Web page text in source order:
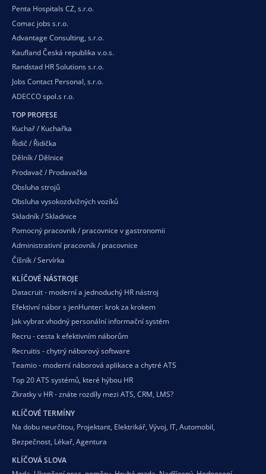
Penta Hospitals CZ, s.r.o.
Comac jobs s.r.o.
Advantage Consulting, s.r.o.
Kaufland Česká republika v.o.s.
Randstad HR Solutions s.r.o.
Jobs Contact Personal, s.r.o.
ADECCO spol.s r.o.
TOP PROFESE
Kuchař / Kuchařka
Řidič / Řidička
Dělník / Dělnice
Prodavač / Prodavačka
Obsluha strojů
Obsluha vysokozdvižných vozíků
Skladník / Skladnice
Pomocný pracovník / pracovnice v gastronomii
Administrativní pracovník / pracovnice
Číšník / Servírka
KLÍČOVÉ NÁSTROJE
Datacruit - moderní a jednoduchý HR nástroj
Efektivní nábor s jenHunter: krok za krokem
Jak vybrat vhodný personální informační systém
Recru - cesta k efektivním náborům
Recruitis - chytrý náborový software
Teamio - moderní náborová aplikace a chytré ATS
Top 20 ATS systémů, které hýbou HR
Zkratky v HR - znáte rozdíly mezi ATS, CRM, LMS?
KLÍČOVÉ TERMÍNY
Na dobu neurčitou, Projektant, Elektrikář, Vývoj, IT, Automobil,
Bezpečnost, Lékař, Agentura
KLÍČOVÁ SLOVA